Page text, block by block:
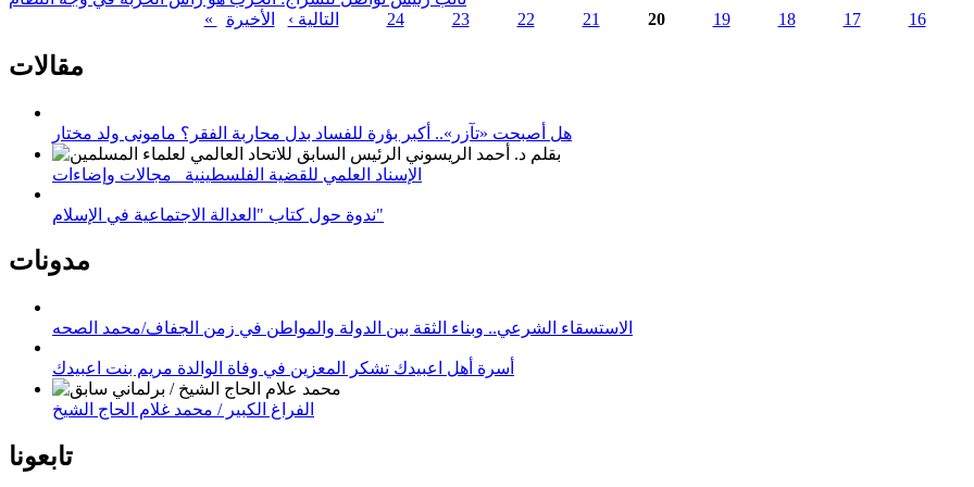
16
17
18
19
20
21
22
23
24 التالية ›
مقالات
هل أصبحت «تآزر».. أكبر بؤرة للفساد بدل محاربة الفقر؟ مامونى ولد مختار
الإسناد العلمي للقضية الفلسطينية_ مجالات وإضاءات
ندوة حول كتاب "العدالة الاجتماعية في الإسلام"
مدونات
الاستسقاء الشرعي.. وبناء الثقة بين الدولة والمواطن في زمن الجفاف/محمد الصحه
أسرة أهل اعبيدك تشكر المعزين في وفاة الوالدة مريم بنت اعبيدك
الفراغ الكبير / محمد غلام الحاج الشيخ
تابعونا